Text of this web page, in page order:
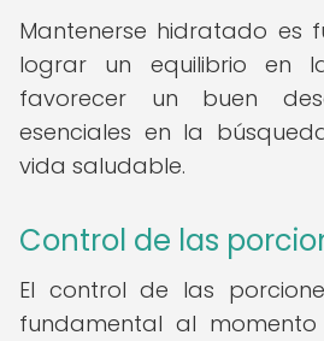
Mantenerse hidratado es
lograr un equilibrio en
favorecer un buen
esenciales en la
vida saludable.
Control de las
El control de las
fundamental al